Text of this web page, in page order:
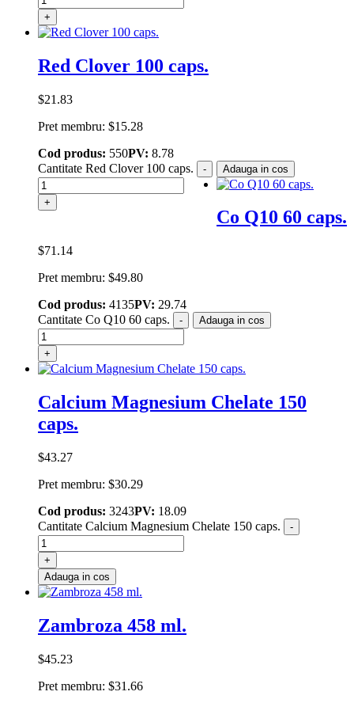
+
Red Сlover 100 caps.
$21.83
Pret membru: $15.28
Cod produs: 550PV: 8.78
Cantitate Red Сlover 100 caps.
-
+
Adauga in cos
Co Q10 60 caps.
$71.14
Pret membru: $49.80
Cod produs: 4135PV: 29.74
Cantitate Co Q10 60 caps.
-
+
Adauga in cos
Calcium Magnesium Chelate 150
caps.
$43.27
Pret membru: $30.29
Cod produs: 3243PV: 18.09
Cantitate Calcium Magnesium Chelate 150 caps.
-
+
Adauga in cos
Zаmbroza 458 ml.
$45.23
Pret membru: $31.66